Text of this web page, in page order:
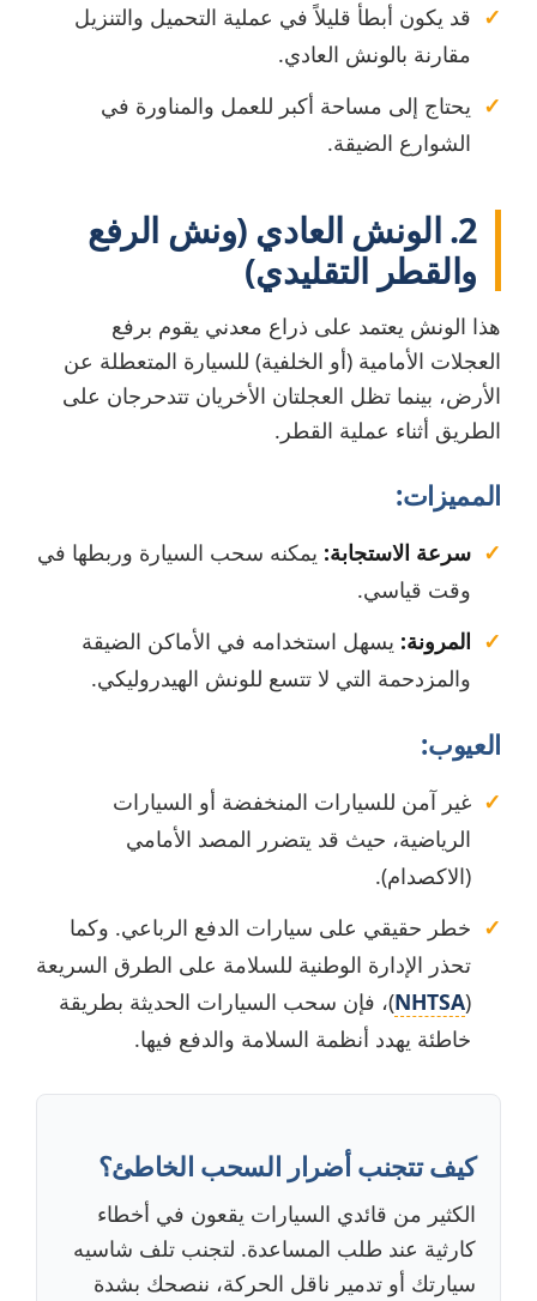
قد يكون أبطأ قليلاً في عملية التحميل والتنزيل
مقارنة بالونش العادي.
يحتاج إلى مساحة أكبر للعمل والمناورة في
الشوارع الضيقة.
2. الونش العادي (ونش الرفع
والقطر التقليدي)
هذا الونش يعتمد على ذراع معدني يقوم برفع
العجلات الأمامية (أو الخلفية) للسيارة المتعطلة عن
الأرض، بينما تظل العجلتان الأخريان تتدحرجان على
الطريق أثناء عملية القطر.
المميزات:
سرعة الاستجابة: يمكنه سحب السيارة وربطها في
وقت قياسي.
المرونة: يسهل استخدامه في الأماكن الضيقة
والمزدحمة التي لا تتسع للونش الهيدروليكي.
العيوب:
غير آمن للسيارات المنخفضة أو السيارات
الرياضية، حيث قد يتضرر المصد الأمامي
(الاكصدام).
خطر حقيقي على سيارات الدفع الرباعي. وكما
تحذر الإدارة الوطنية للسلامة على الطرق السريعة
(
NHTSA)، فإن سحب السيارات الحديثة بطريقة
خاطئة يهدد أنظمة السلامة والدفع فيها.
كيف تتجنب أضرار السحب الخاطئ؟
الكثير من قائدي السيارات يقعون في أخطاء
كارثية عند طلب المساعدة. لتجنب تلف شاسيه
سيارتك أو تدمير ناقل الحركة، ننصحك بشدة